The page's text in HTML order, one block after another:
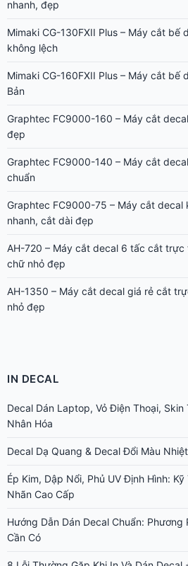
nhanh, đẹp
Mimaki CG-130FXII Plus – Máy cắt
không lệch
Mimaki CG-160FXII Plus – Máy cắt bế
Bản
Graphtec FC9000-160 – Máy cắt
đẹp
Graphtec FC9000-140 – Máy cắt
chuẩn
Graphtec FC9000-75 – Máy cắt decal
nhanh, cắt dài đẹp
AH-720 – Máy cắt decal 6 tấc cắt
chữ nhỏ đẹp
AH-1350 – Máy cắt decal giá rẻ cắt
nhỏ đẹp
IN DECAL
Decal Dán Laptop, Vỏ Điện Thoại, Skin
Nhân Hóa
Decal Dạ Quang & Decal Đổi Màu
Ép Kim, Dập Nổi, Phủ UV Định Hình:
Nhãn Cao Cấp
Hướng Dẫn Dán Decal Chuẩn: Phương
Cần Có